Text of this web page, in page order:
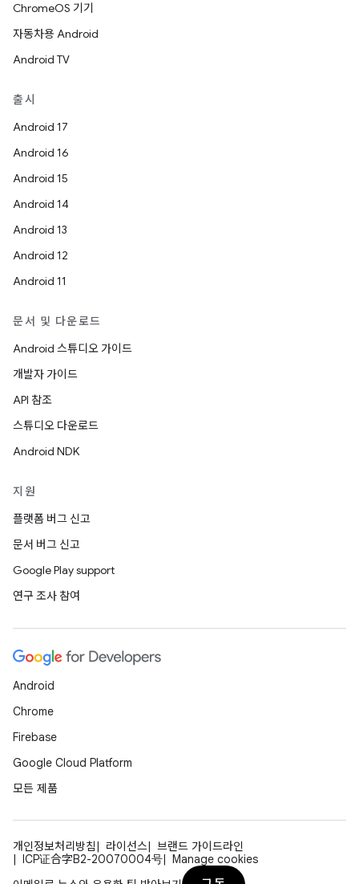
ChromeOS 기기
자동차용 Android
Android TV
출시
Android 17
Android 16
Android 15
Android 14
Android 13
Android 12
Android 11
문서 및 다운로드
Android 스튜디오 가이드
개발자 가이드
API 참조
스튜디오 다운로드
Android NDK
지원
플랫폼 버그 신고
문서 버그 신고
Google Play support
연구 조사 참여
Android
Chrome
Firebase
Google Cloud Platform
모든 제품
개인정보처리방침 라이선스
브랜드 가이드라인
ICP证合字B2-20070004号
Manage cookies